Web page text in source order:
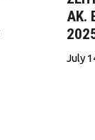
ΑΚ.
July